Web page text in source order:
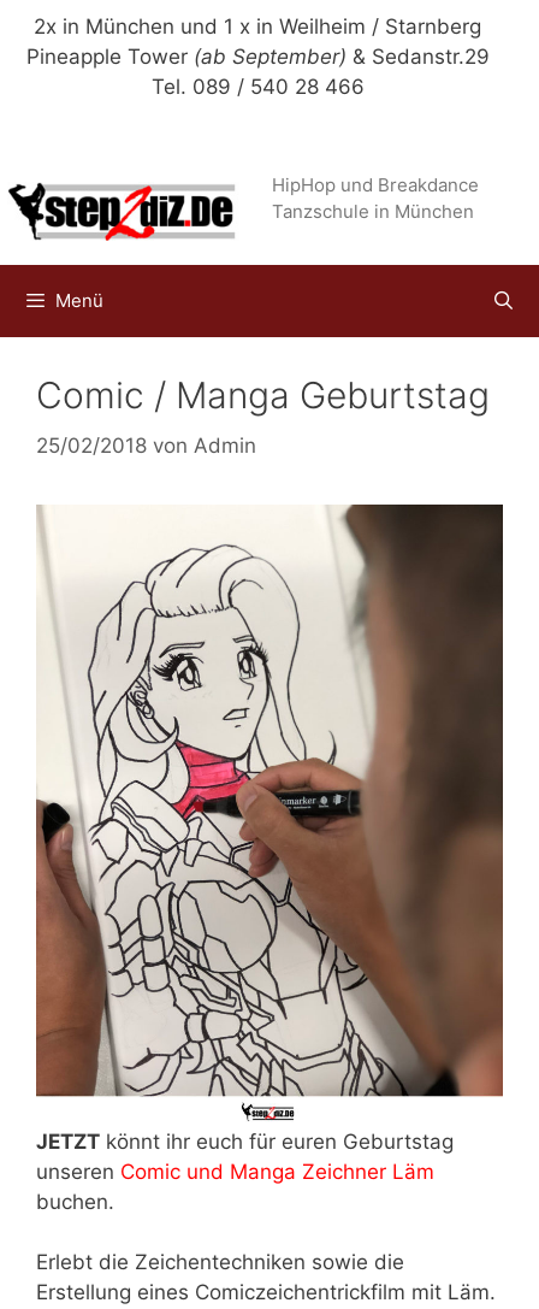
Zum
Inhalt
2x in München und 1 x in Weilheim / Starnberg
Pineapple Tower (ab September) & Sedanstr.29
Tel. 089 / 540 28 466
HipHop und Breakdance
Tanzschule in München
Menü
Comic / Manga Geburtstag
25/02/2018 von Admin
JETZT könnt ihr euch für euren Geburtstag
unseren Comic und Manga Zeichner Läm
buchen.
Erlebt die Zeichentechniken sowie die
Erstellung eines Comiczeichentrickfilm mit Läm.